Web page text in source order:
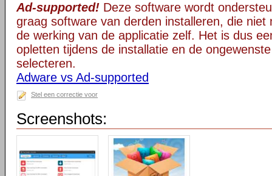
Ad-supported! Deze software wordt
graag software van derden installeren, die niet
de werking van de applicatie zelf. Het is dus
opletten tijdens de installatie en de
selecteren.
Adware vs Ad-supported
Stel een correctie voor
Screenshots: